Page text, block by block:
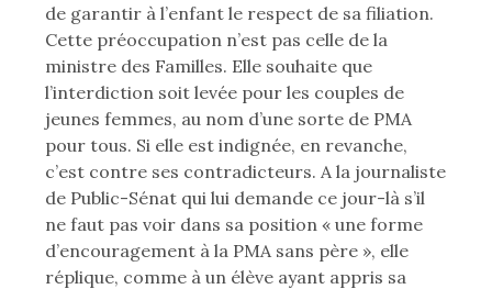
de garantir à l’enfant le respect de sa filiation.
Cette préoccupation n’est pas celle de la
ministre des Familles. Elle souhaite que
l’interdiction soit levée pour les couples de
jeunes femmes, au nom d’une sorte de PMA
pour tous. Si elle est indignée, en revanche,
c’est contre ses contradicteurs. A la journaliste
de Public-Sénat qui lui demande ce jour-là s’il
ne faut pas voir dans sa position « une forme
d’encouragement à la PMA sans père », elle
réplique, comme à un élève ayant appris sa